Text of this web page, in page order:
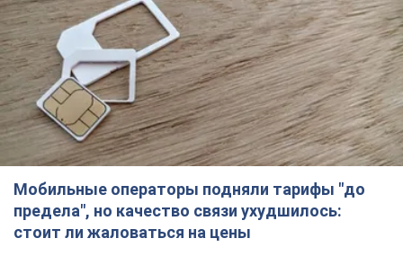
Мобильные операторы подняли тарифы "до
предела", но качество связи ухудшилось:
стоит ли жаловаться на цены